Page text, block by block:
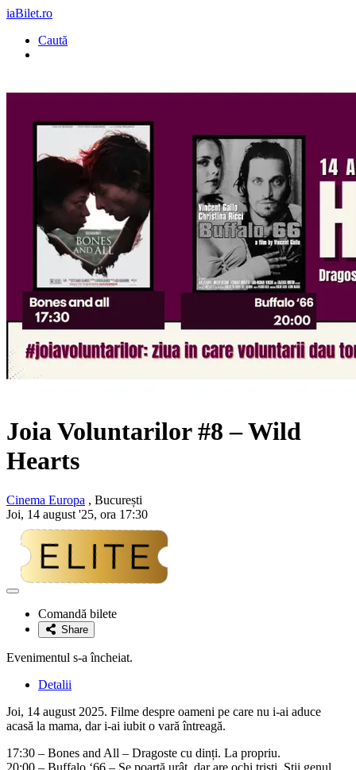
iaBilet.ro
Caută
Joia Voluntarilor #8 – Wild
Hearts
Cinema Europa , București
Joi, 14 august '25, ora 17:30
Adaugă
favoriteComandă bilete
Share
Evenimentul s-a încheiat.
Detalii
Joi, 14 august 2025. Filme despre oameni pe care nu i-ai aduce
acasă la mama, dar i-ai iubit o vară întreagă.
17:30 – Bones and All – Dragoste cu dinți. La propriu.
20:00 – Buffalo ‘66 – Se poartă urât, dar are ochi triști. Știi genul.